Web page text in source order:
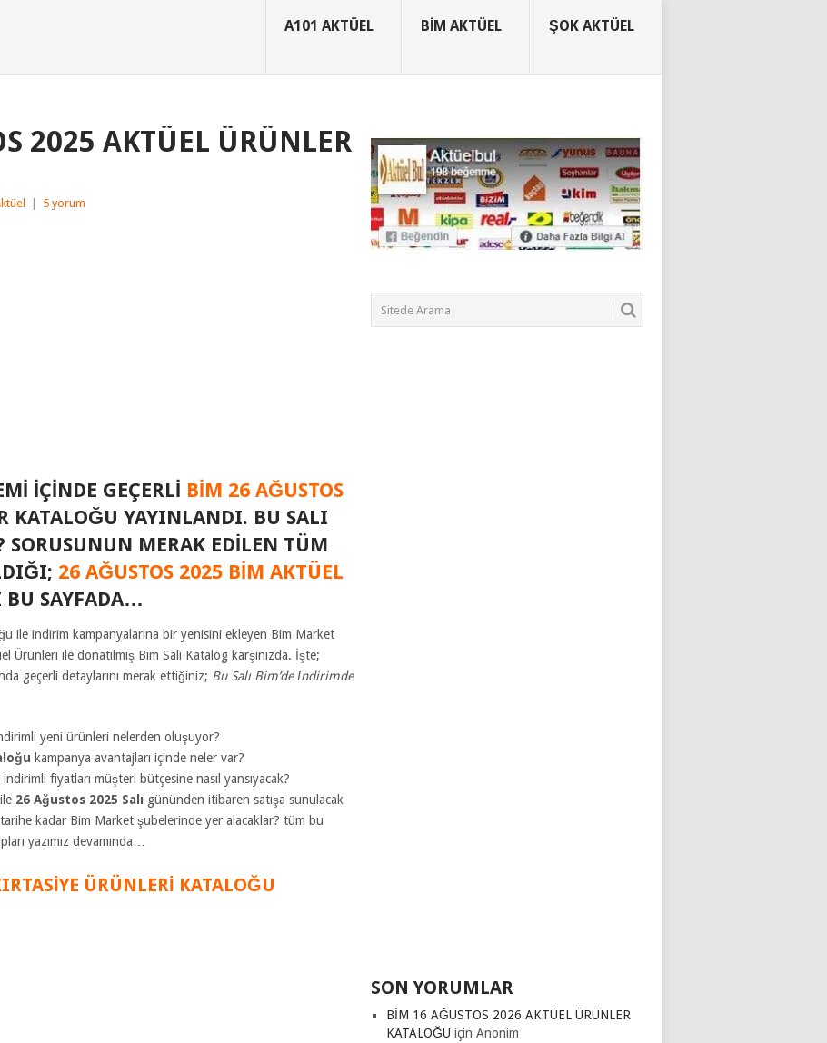
A101 AKTÜEL BIM AKTÜEL ŞOK AKTÜEL
2025 AKTÜEL ÜRÜNLER
5 yorum
IÇINDE GEÇERLI BIM 26 AĞUSTOS
KATALOĞU YAYINLANDI. BU SALI
SORUSUNUN MERAK EDILEN TÜM
26 AĞUSTOS 2025 BIM AKTÜEL
BU SAYFADA…
ile indirim kampanyalarına bir yenisini ekleyen Bim Market
Ürünleri ile donatılmış Bim Salı Katalog karşınızda. İşte;
geçerli detaylarını merak ettiğiniz; Bu Salı Bim’de İndirimde
yeni ürünleri nelerden oluşuyor?
kampanya avantajları içinde neler var?
indirimli fiyatları müşteri bütçesine nasıl yansıyacak?
ile 26 Ağustos 2025 Salı gününden itibaren satışa sunulacak
kadar Bim Market şubelerinde yer alacaklar? tüm bu
yazımız devamında…
ÜRÜNLERİ KATALOĞU
SON YORUMLAR
BİM 16 AĞUSTOS 2026 AKTÜEL ÜRÜNLER
KATALOĞU için Anonim